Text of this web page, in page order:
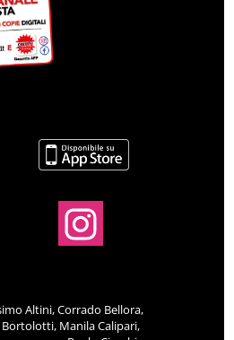
Altini, Corrado Bellora,
Manila Calipari,